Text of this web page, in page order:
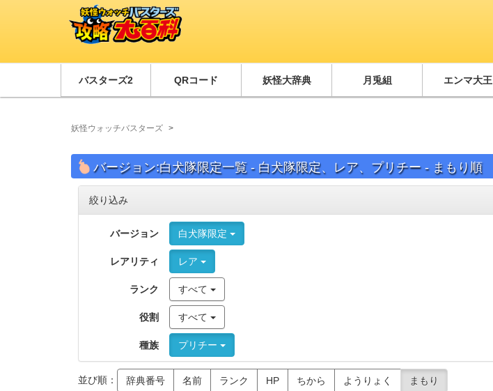
バスターズ2 QRコード 妖怪大辞典 月兎組 エンマ大王
妖怪ウォッチバスターズ
バージョン:白犬隊限定一覧 - 白犬隊限定、レア、プリチー - まもり順
絞り込み
バージョン 白犬隊限定
レアリティ レア
ランク すべて
役割 すべて
種族 プリチー
並び順： 辞典番号 名前 ランク HP ちから ようりょく まもり